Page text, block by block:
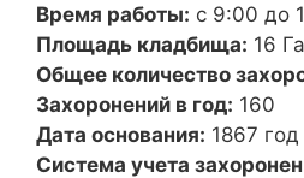
Время работы: с 9:00 до
Площадь кладбища: 16 Га
Общее количество
Захоронений в год: 160
Дата основания: 1867 год
Система учета